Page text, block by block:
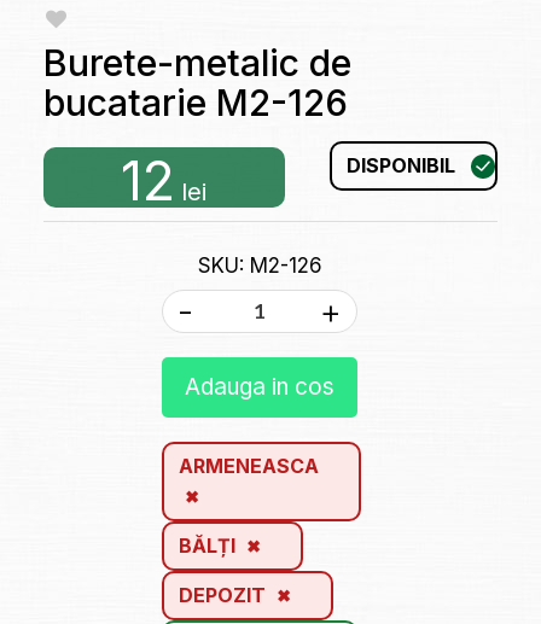
Burete-metalic de
bucatarie M2-126
12 lei
DISPONIBIL
SKU: M2-126
- +
Adauga in cos
ARMENEASCA
BĂLȚI
DEPOZIT